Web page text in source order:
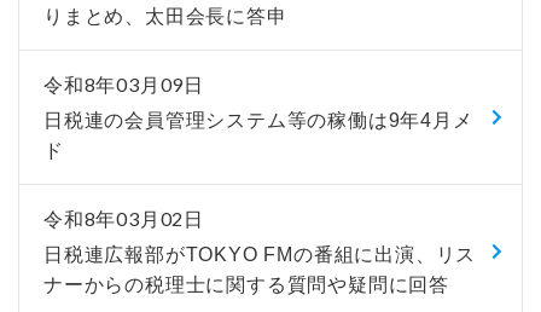
りまとめ、太田会長に答申
令和8年03月09日
日税連の会員管理システム等の稼働は9年4月メ
ド
令和8年03月02日
日税連広報部がTOKYO FMの番組に出演、リス
ナーからの税理士に関する質問や疑問に回答